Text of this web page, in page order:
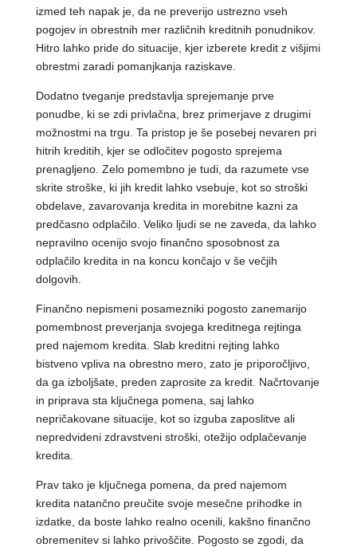
izmed teh napak je, da ne preverijo ustrezno vseh
pogojev in obrestnih mer različnih kreditnih ponudnikov.
Hitro lahko pride do situacije, kjer izberete kredit z višjimi
obrestmi zaradi pomanjkanja raziskave.
Dodatno tveganje predstavlja sprejemanje prve
ponudbe, ki se zdi privlačna, brez primerjave z drugimi
možnostmi na trgu. Ta pristop je še posebej nevaren pri
hitrih kreditih, kjer se odločitev pogosto sprejema
prenagljeno. Zelo pomembno je tudi, da razumete vse
skrite stroške, ki jih kredit lahko vsebuje, kot so stroški
obdelave, zavarovanja kredita in morebitne kazni za
predčasno odplačilo. Veliko ljudi se ne zaveda, da lahko
nepravilno ocenijo svojo finančno sposobnost za
odplačilo kredita in na koncu končajo v še večjih
dolgovih.
Finančno nepismeni posamezniki pogosto zanemarijo
pomembnost preverjanja svojega kreditnega rejtinga
pred najemom kredita. Slab kreditni rejting lahko
bistveno vpliva na obrestno mero, zato je priporočljivo,
da ga izboljšate, preden zaprosite za kredit. Načrtovanje
in priprava sta ključnega pomena, saj lahko
nepričakovane situacije, kot so izguba zaposlitve ali
nepredvideni zdravstveni stroški, otežijo odplačevanje
kredita.
Prav tako je ključnega pomena, da pred najemom
kredita natančno preučite svoje mesečne prihodke in
izdatke, da boste lahko realno ocenili, kakšno finančno
obremenitev si lahko privoščite. Pogosto se zgodi, da